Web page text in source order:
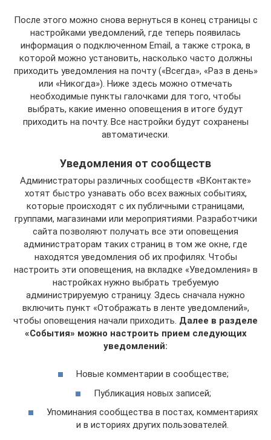
После этого можно снова вернуться в конец страницы с
настройками уведомлений, где теперь появилась
информация о подключенном Email, а также строка, в
которой можно установить, насколько часто должны
приходить уведомления на почту («Всегда», «Раз в день»
или «Никогда»). Ниже здесь можно отмечать
необходимые пункты галочками для того, чтобы
выбрать, какие именно оповещения в итоге будут
приходить на почту. Все настройки будут сохранены
автоматически.
Уведомления от сообществ
Администраторы различных сообществ «ВКонтакте»
хотят быстро узнавать обо всех важных событиях,
которые происходят с их публичными страницами,
группами, магазинами или мероприятиями. Разработчики
сайта позволяют получать все эти оповещения
администраторам таких страниц в том же окне, где
находятся уведомления об их профилях. Чтобы
настроить эти оповещения, на вкладке «Уведомления» в
настройках нужно выбрать требуемую
администрируемую страницу. Здесь сначала нужно
включить пункт «Отображать в ленте уведомлений»,
чтобы оповещения начали приходить. Далее в разделе
«События» можно настроить прием следующих
уведомлений:
Новые комментарии в сообществе;
Публикация новых записей;
Упоминания сообщества в постах, комментариях
и в историях других пользователей.